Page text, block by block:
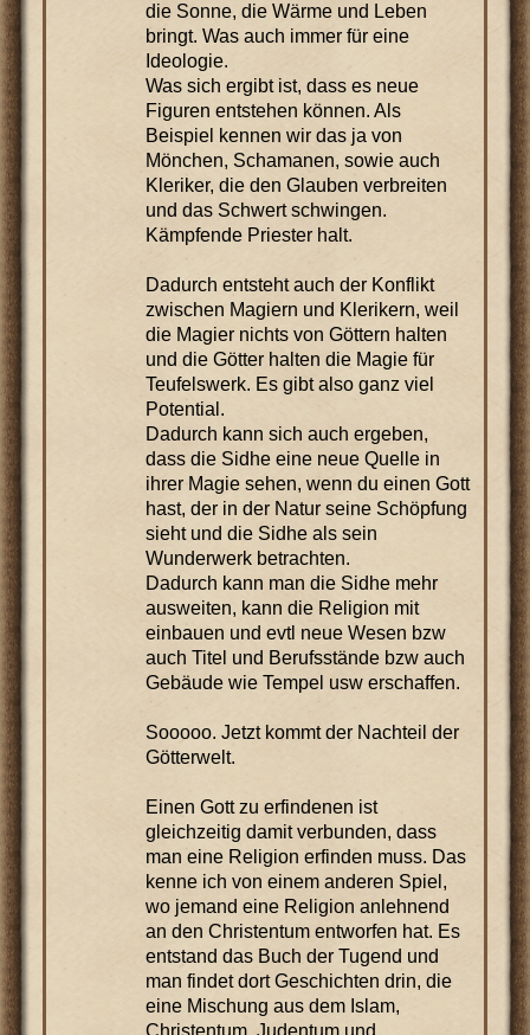
die Sonne, die Wärme und Leben
bringt. Was auch immer für eine
Ideologie.
Was sich ergibt ist, dass es neue
Figuren entstehen können. Als
Beispiel kennen wir das ja von
Mönchen, Schamanen, sowie auch
Kleriker, die den Glauben verbreiten
und das Schwert schwingen.
Kämpfende Priester halt.
Dadurch entsteht auch der Konflikt
zwischen Magiern und Klerikern, weil
die Magier nichts von Göttern halten
und die Götter halten die Magie für
Teufelswerk. Es gibt also ganz viel
Potential.
Dadurch kann sich auch ergeben,
dass die Sidhe eine neue Quelle in
ihrer Magie sehen, wenn du einen Gott
hast, der in der Natur seine Schöpfung
sieht und die Sidhe als sein
Wunderwerk betrachten.
Dadurch kann man die Sidhe mehr
ausweiten, kann die Religion mit
einbauen und evtl neue Wesen bzw
auch Titel und Berufsstände bzw auch
Gebäude wie Tempel usw erschaffen.
Sooooo. Jetzt kommt der Nachteil der
Götterwelt.
Einen Gott zu erfindenen ist
gleichzeitig damit verbunden, dass
man eine Religion erfinden muss. Das
kenne ich von einem anderen Spiel,
wo jemand eine Religion anlehnend
an den Christentum entworfen hat. Es
entstand das Buch der Tugend und
man findet dort Geschichten drin, die
eine Mischung aus dem Islam,